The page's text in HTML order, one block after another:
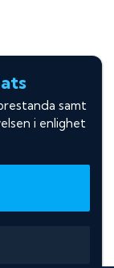
samt
i enlighet